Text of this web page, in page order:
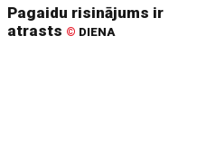
Pagaidu risinājums ir
atrasts © DIENA